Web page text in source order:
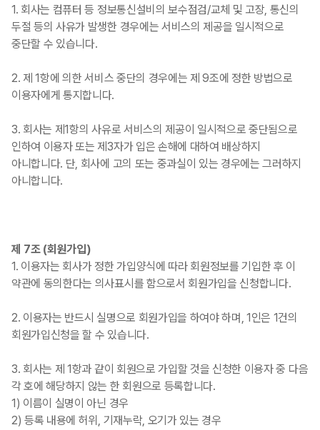
1. 회사는 컴퓨터 등 정보통신설비의 보수점검/교체 및 고장, 통신의
두절 등의 사유가 발생한 경우에는 서비스의 제공을 일시적으로
중단할 수 있습니다.
2. 제 1항에 의한 서비스 중단의 경우에는 제 9조에 정한 방법으로
이용자에게 통지합니다.
3. 회사는 제1항의 사유로 서비스의 제공이 일시적으로 중단됨으로
인하여 이용자 또는 제3자가 입은 손해에 대하여 배상하지
아니합니다. 단, 회사에 고의 또는 중과실이 있는 경우에는 그러하지
아니합니다.
제 7조 (회원가입)
1. 이용자는 회사가 정한 가입양식에 따라 회원정보를 기입한 후 이
약관에 동의한다는 의사표시를 함으로서 회원가입을 신청합니다.
2. 이용자는 반드시 실명으로 회원가입을 하여야 하며, 1인은 1건의
회원가입신청을 할 수 있습니다.
3. 회사는 제 1항과 같이 회원으로 가입할 것을 신청한 이용자 중 다음
각 호에 해당하지 않는 한 회원으로 등록합니다.
1) 이름이 실명이 아닌 경우
2) 등록 내용에 허위, 기재누락, 오기가 있는 경우